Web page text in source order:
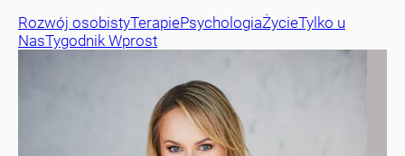
Rozwój osobistyTerapiePsychologiaŻycieTylko u
NasTygodnik Wprost